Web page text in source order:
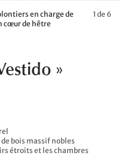
en charge de
cœur de hêtre
1 de 6
»
bois massif nobles
étroits et les chambres